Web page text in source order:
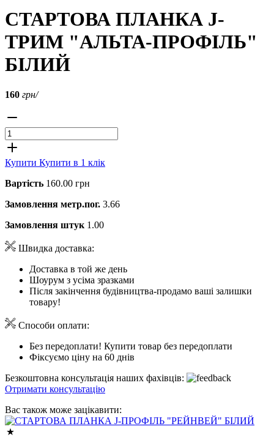
СТАРТОВА ПЛАНКА J-
ТРИМ "АЛЬТА-ПРОФІЛЬ"
БІЛИЙ
160 грн/
Купити Купити в 1 клік
Вартість 160.00 грн
Замовлення метр.пог. 3.66
Замовлення штук 1.00
Швидка доставка:
Доставка в той же день
Шоурум з усіма зразками
Після закінчення будівництва-продамо ваші залишки
товару!
Способи оплати:
Без передоплати! Купити товар без передоплати
Фіксуємо ціну на 60 днів
Безкоштовна консультація наших фахівців:
Отримати консультацію
Вас також може зацікавити: